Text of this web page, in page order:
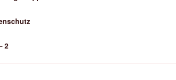
2